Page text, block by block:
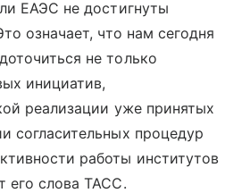
ЕАЭС не достигнуты
означает, что нам сегодня
не только
инициатив,
реализации уже принятых
согласительных процедур
работы институтов
его слова ТАСС.